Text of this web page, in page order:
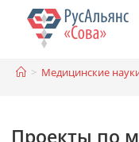
Перейти
содержимому
> Медицинские
Проекты по